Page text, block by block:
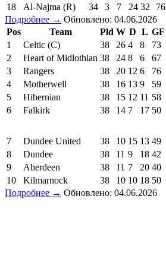
18
Al-Najma (R) 34 3 7 24 32 76
Подробнее → Обновлено: 04.06.2026
Pos
Team Pld W D L GF
1
Celtic (C) 38 26 4 8 73
2
Heart of Midlothian 38 24 8 6 67
3
Rangers 38 20 12 6 76
4
Motherwell 38 16 13 9 59
5
Hibernian 38 15 12 11 58
6
Falkirk 38 14 7 17 50
7 Dundee United 38 10 15 13 49
8
Dundee 38 11 9 18 42
9
Aberdeen 38 11 7 20 40
10
Kilmarnock 38 10 10 18 50
Подробнее → Обновлено: 04.06.2026